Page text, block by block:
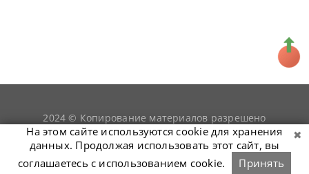
2024 © Копирование материалов разрешено
только при условии гиперссылки наsnookerist.ru
На этом сайте используются cookie для хранения
данных. Продолжая использовать этот сайт, вы
соглашаетесь с использованием cookie.
Принять